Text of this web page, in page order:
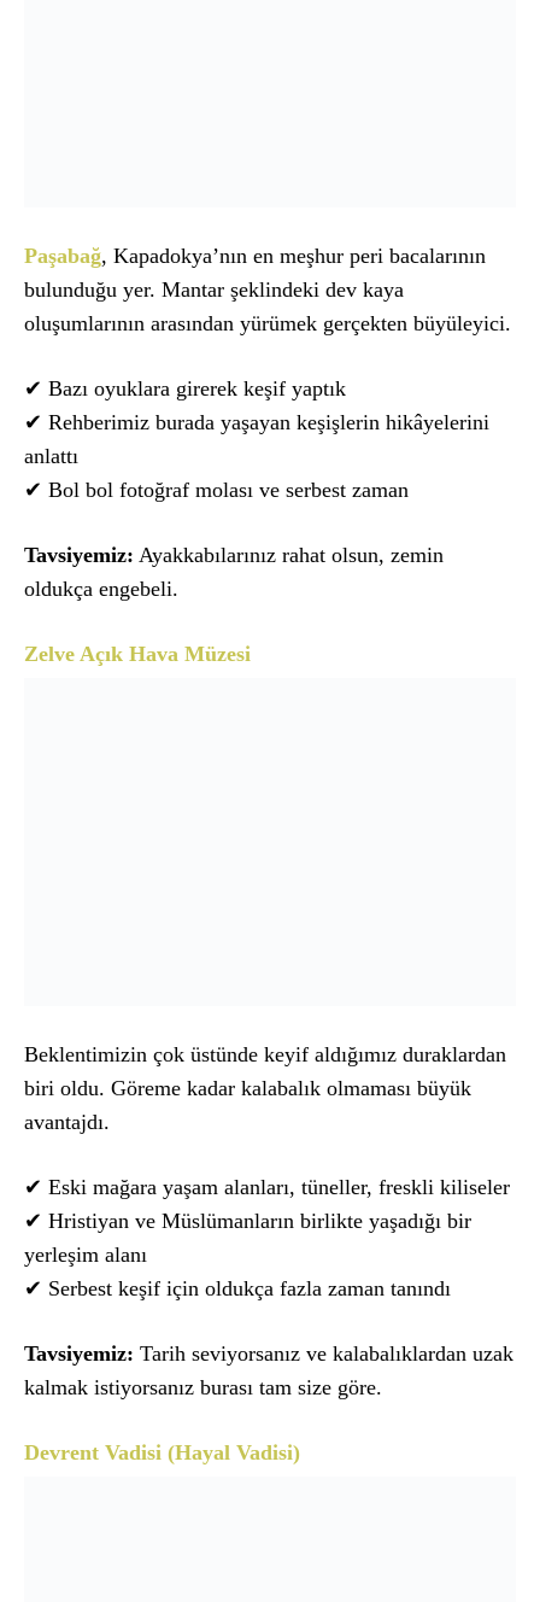
Paşabağ, Kapadokya’nın en meşhur peri bacalarının
bulunduğu yer. Mantar şeklindeki dev kaya
oluşumlarının arasından yürümek gerçekten büyüleyici.
✔ Bazı oyuklara girerek keşif yaptık
✔ Rehberimiz burada yaşayan keşişlerin hikâyelerini
anlattı
✔ Bol bol fotoğraf molası ve serbest zaman
Tavsiyemiz: Ayakkabılarınız rahat olsun, zemin
oldukça engebeli.
Zelve Açık Hava Müzesi
Beklentimizin çok üstünde keyif aldığımız duraklardan
biri oldu. Göreme kadar kalabalık olmaması büyük
avantajdı.
✔ Eski mağara yaşam alanları, tüneller, freskli kiliseler
✔ Hristiyan ve Müslümanların birlikte yaşadığı bir
yerleşim alanı
✔ Serbest keşif için oldukça fazla zaman tanındı
Tavsiyemiz: Tarih seviyorsanız ve kalabalıklardan uzak
kalmak istiyorsanız burası tam size göre.
Devrent Vadisi (Hayal Vadisi)